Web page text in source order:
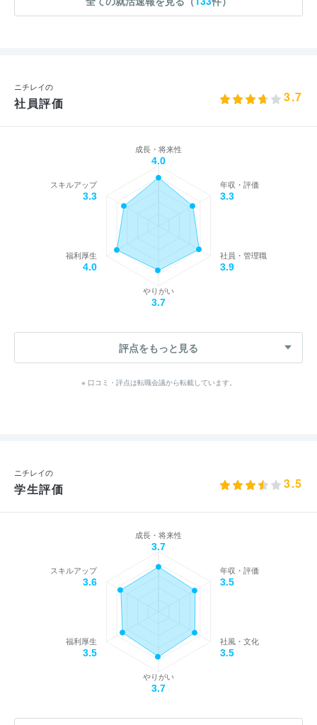
ニチレイの
社員評価 3.7
成長・将来性
4.0
年収・評価
3.3
社員・管理職
3.9
やりがい
3.7
福利厚生
4.0
スキルアップ
3.3
評点をもっと見る
※ 口コミ・評点は転職会議から転載しています。
ニチレイの
学生評価 3.5
成長・将来性
3.7
年収・評価
3.5
社風・文化
3.5
やりがい
3.7
福利厚生
3.5
スキルアップ
3.6